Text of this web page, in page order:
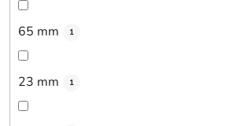
65 mm 1
23 mm 1